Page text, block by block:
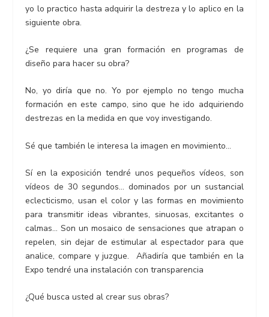
yo lo practico hasta adquirir la destreza y lo aplico en la
siguiente obra.
¿Se requiere una gran formación en programas de
diseño para hacer su obra?
No, yo diría que no. Yo por ejemplo no tengo mucha
formación en este campo, sino que he ido adquiriendo
destrezas en la medida en que voy investigando.
Sé que también le interesa la imagen en movimiento…
Sí en la exposición tendré unos pequeños vídeos, son
vídeos de 30 segundos… dominados por un sustancial
eclecticismo, usan el color y las formas en movimiento
para transmitir ideas vibrantes, sinuosas, excitantes o
calmas… Son un mosaico de sensaciones que atrapan o
repelen, sin dejar de estimular al espectador para que
analice, compare y juzgue.
Añadiría que también en la
Expo tendré una instalación con transparencia
¿Qué busca usted al crear sus obras?